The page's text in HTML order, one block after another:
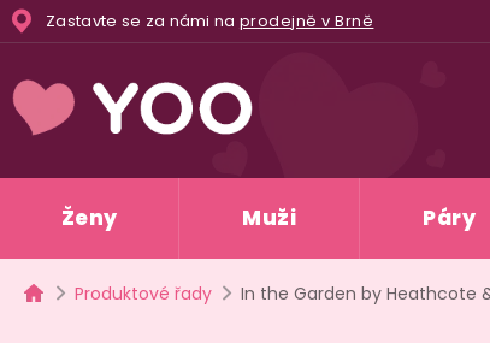
Přejít
na
Zastavte se za námi na prodejně v Brně
Ženy Muži Páry
Domů
Produktové řady In the Garden by Heathcote